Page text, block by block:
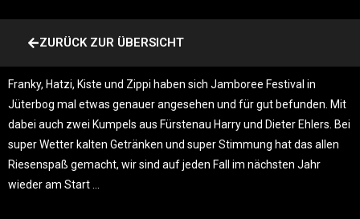
ZURÜCK ZUR ÜBERSICHT
Franky, Hatzi, Kiste und Zippi haben sich Jamboree Festival in
Jüterbog mal etwas genauer angesehen und für gut befunden. Mit
dabei auch zwei Kumpels aus Fürstenau Harry und Dieter Ehlers. Bei
super Wetter kalten Getränken und super Stimmung hat das allen
Riesenspaß gemacht, wir sind auf jeden Fall im nächsten Jahr
wieder am Start …